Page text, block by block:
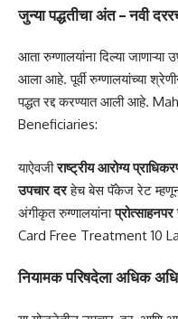
जुन्या पद्धतीचा अंत – नवी
आता रुग्णालयांना दिल्या
आला आहे. पूर्वी रुग्णालयांच्या
पद्धत रद्द करण्यात आली आहे.
Beneficiaries:
याऐवजीराष्ट्रीय आरोग्य
उपचार दरहेच बेस पॅकेज रेट
अंगीकृत रुग्णालयांना
Card Free Treatment 10
नियामक परिषदेला अधिक